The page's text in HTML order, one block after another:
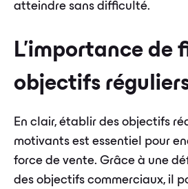
atteindre sans difficulté.
L'importance de
objectifs
En clair, établir des objectifs
motivants est essentiel pour
force de vente. Grâce à une
des objectifs commerciaux, il